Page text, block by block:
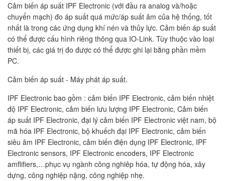
Cảm biến áp suất IPF Electronic (với đầu ra analog và/hoặc
chuyển mạch) đo áp suất quá mức/áp suất âm của hệ thống, tốt
nhất là trong các ứng dụng khí nén và thủy lực. Cảm biến áp suất
có thể được cấu hình riêng thông qua IO-Link. Tùy thuộc vào loại
thiết bị, các giá trị đo được có thể được ghi lại bằng phần mềm
PC.
Cảm biến áp suất - Máy phát áp suất.
IPF Electronic bao gồm : cảm biến IPF Electronic, cảm biến nhiệt
độ IPF Electronic, cảm biến lưu lượng IPF Electronic, Cảm biến
áp suất IPF Electronic, đại lý cảm biến IPF Electronic việt nam, bộ
mã hóa IPF Electronic, bộ khuếch đại IPF Electronic, cảm biến
siêu âm IPF Electronic, cảm biến điện dụng IPF Electronic, IPF
Electronic sensors, IPF Electronic encoders, IPF Electronic
amflifiers,…phục vụ ngành công nghiêp hóa, tự động hóa, xây
dựng, công nghiệp nặng, công nghiệp nhẹ.